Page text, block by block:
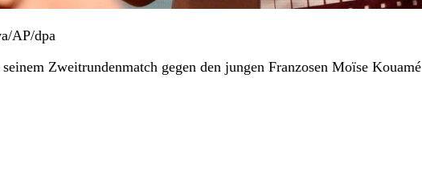
AP/dpa
Zweitrundenmatch gegen den jungen Franzosen Moïse Kouamé